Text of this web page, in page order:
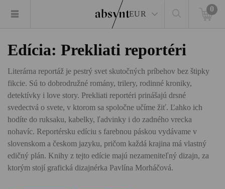
EUR
0
Edícia: Prekliati reportéri
Literárna reportáž je pestrý svet skutočných príbehov bez štipky
fikcie. Sú to dobrodružné romány, trilery, rodinné kroniky,
detektívky i love story. Prekliati reportéri prinášajú drsné
svedectvá o svete, v ktorom sa spoločne učíme žiť. Ľahko ich
hodíte do ruksaku, kabelky, ľadvinky i do zadného vrecka
nohavíc. Reportérsku edíciu s farebnou páskou vydávame v
slovenskom a českom jazyku, pričom každá krajina má vlastný
edičný plán. Knihy z tejto edície majú nezameniteľný dizajn, za
ktorým stojí grafická dizajnérka Pavlína Morháčová.